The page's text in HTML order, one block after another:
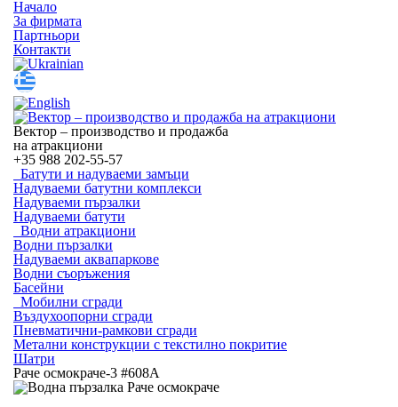
Начало
За фирмата
Партньори
Контакти
Вектор – производство и продажба
на атракциони
+35 988 202-55-57
Батути и надуваеми замъци
Надуваеми батутни комплекси
Надуваеми пързалки
Надуваеми батути
Водни атракциони
Водни пързалки
Надуваеми аквапаркове
Водни съоръжения
Басейни
Мобилни сгради
Въздухоопорни сгради
Пневматични-рамкови сгради
Метални конструкции с текстилно покритие
Шатри
Раче осмокраче-3 #608A